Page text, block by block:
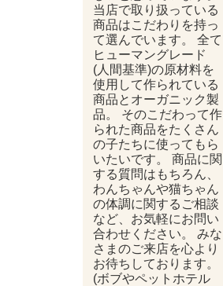
当店で取り扱っている
商品はこだわりを持っ
て選んでいます。 全て
ヒューマングレード
(人間基準)の原材料を
使用して作られている
商品とオーガニック製
品。 そのこだわって作
られた商品をたくさん
の子たちに使ってもら
いたいです。 商品に関
する質問はもちろん、
わんちゃんや猫ちゃん
の体調に関するご相談
など、お気軽にお問い
合わせください。 みな
さまのご来店を心より
お待ちしております。
(ボブやペットホテル